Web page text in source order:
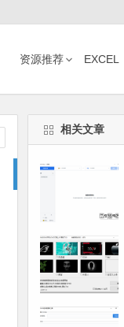
资源推荐 EXCEL
相关文章